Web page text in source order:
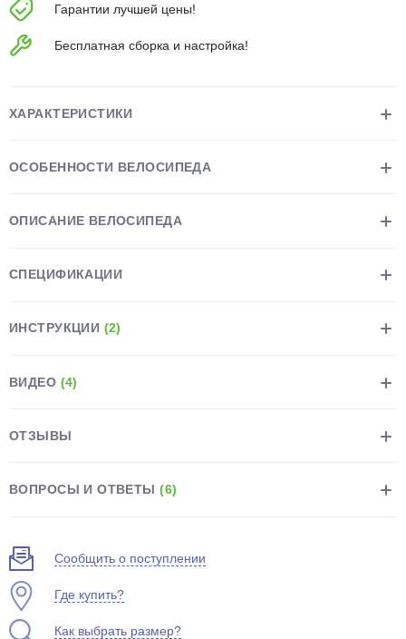
Гарантии лучшей цены!
Бесплатная сборка и настройка!
ХАРАКТЕРИСТИКИ
ОСОБЕННОСТИ ВЕЛОСИПЕДА
ОПИСАНИЕ ВЕЛОСИПЕДА
СПЕЦИФИКАЦИИ
ИНСТРУКЦИИ (2)
ВИДЕО (4)
ОТЗЫВЫ
ВОПРОСЫ И ОТВЕТЫ(6)
Сообщить о поступлении
Где купить?
Как выбрать размер?
Остались вопросы?